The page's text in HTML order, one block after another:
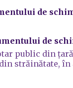
de
de
public din
străinătate,